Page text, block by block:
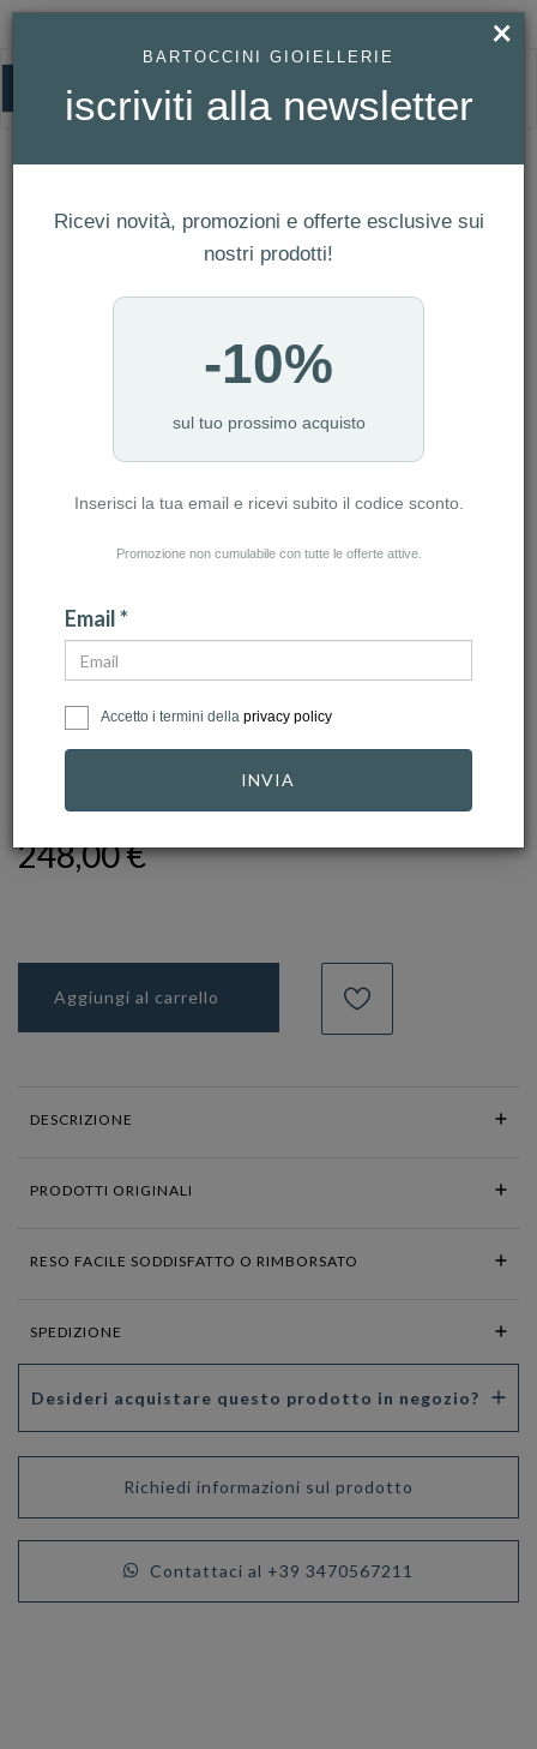
HOMEPAGE
BRACCIALE ZANCAN DA UOMO IN ARGENTO E SPINELLI NERI REF.
Bracciale Zancan da uomo in Argento e
Spinelli neri Ref. EXB586
click to zoom
ZANCAN
248,00 €
Aggiungi al carrello
DESCRIZIONE
PRODOTTI ORIGINALI
RESO FACILE SODDISFATTO O RIMBORSATO
SPEDIZIONE
Desideri acquistare questo prodotto in negozio?
Richiedi informazioni sul prodotto
Contattaci al +39 3470567211
×
BARTOCCINI GIOIELLERIE
iscriviti alla newsletter
Ricevi novità, promozioni e offerte esclusive sui
nostri prodotti!
-10%
sul tuo prossimo acquisto
Inserisci la tua email e ricevi subito il codice sconto.
Promozione non cumulabile con tutte le offerte attive.
Email *
Accetto i termini della privacy policy
INVIA